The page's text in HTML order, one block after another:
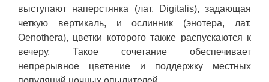
выступают наперстянка (лат. Digitalis), задающая
четкую вертикаль, и ослинник (энотера, лат.
Oenothera), цветки которого также распускаются к
вечеру. Такое сочетание обеспечивает
непрерывное цветение и поддержку местных